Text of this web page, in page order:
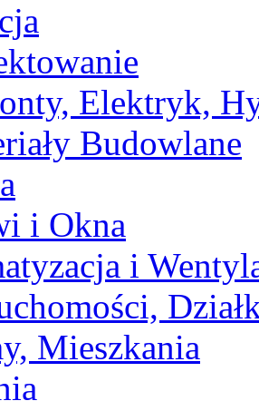
Elektryk,
Budowlane
i Okna
i
Mieszkania